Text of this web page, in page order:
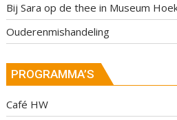
Bij Sara op de thee in Museum
Ouderenmishandeling
PROGRAMMA’S
Café HW